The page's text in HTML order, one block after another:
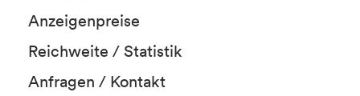
Anzeigenpreise
Reichweite / Statistik
Anfragen / Kontakt